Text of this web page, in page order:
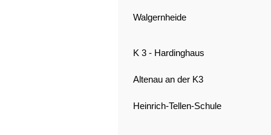
Walgernheide
K 3 - Hardinghaus
Altenau an der K3
Heinrich-Tellen-Schule